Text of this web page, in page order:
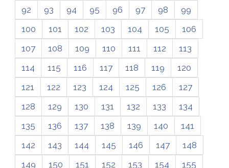
92
93 94 95 96 97 98
99
100
101 102 103 104 105
106
107
108 109 110 111 112
113
114
115 116 117 118 119
120
121
122 123 124 125 126
127
128
129 130 131 132 133
134
135
136 137 138 139 140
141
142
143 144 145 146 147
148
149
150 151 152 153 154
155